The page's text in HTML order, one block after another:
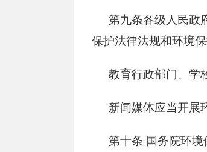
第九条各级人民政
保护法律法规和环境
教育行政部门、学
新闻媒体应当开展
第十条 国务院环